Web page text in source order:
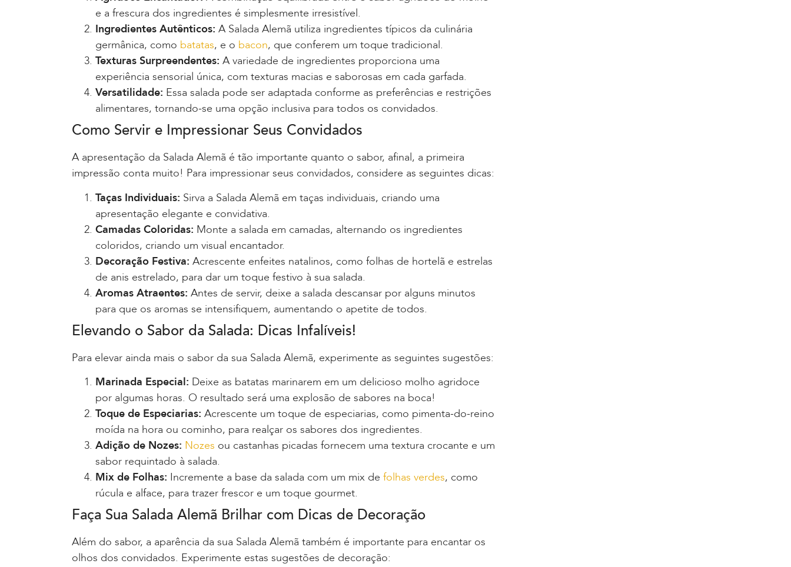
e a frescura dos ingredientes é simplesmente irresistível.
Ingredientes Autênticos: A Salada Alemã utiliza ingredientes típicos da culinária
germânica, como batatas, e o bacon, que conferem um toque tradicional.
Texturas Surpreendentes: A variedade de ingredientes proporciona uma
experiência sensorial única, com texturas macias e saborosas em cada garfada.
Versatilidade: Essa salada pode ser adaptada conforme as preferências e restrições
alimentares, tornando-se uma opção inclusiva para todos os convidados.
Como Servir e Impressionar Seus Convidados
A apresentação da Salada Alemã é tão importante quanto o sabor, afinal, a primeira
impressão conta muito! Para impressionar seus convidados, considere as seguintes dicas:
Taças Individuais: Sirva a Salada Alemã em taças individuais, criando uma
apresentação elegante e convidativa.
Camadas Coloridas: Monte a salada em camadas, alternando os ingredientes
coloridos, criando um visual encantador.
Decoração Festiva: Acrescente enfeites natalinos, como folhas de hortelã e estrelas
de anis estrelado, para dar um toque festivo à sua salada.
Aromas Atraentes: Antes de servir, deixe a salada descansar por alguns minutos
para que os aromas se intensifiquem, aumentando o apetite de todos.
Elevando o Sabor da Salada: Dicas Infalíveis!
Para elevar ainda mais o sabor da sua Salada Alemã, experimente as seguintes sugestões:
Marinada Especial: Deixe as batatas marinarem em um delicioso molho agridoce
por algumas horas. O resultado será uma explosão de sabores na boca!
Toque de Especiarias: Acrescente um toque de especiarias, como pimenta-do-reino
moída na hora ou cominho, para realçar os sabores dos ingredientes.
Adição de Nozes: Nozes ou castanhas picadas fornecem uma textura crocante e um
sabor requintado à salada.
Mix de Folhas: Incremente a base da salada com um mix de folhas verdes, como
rúcula e alface, para trazer frescor e um toque gourmet.
Faça Sua Salada Alemã Brilhar com Dicas de Decoração
Além do sabor, a aparência da sua Salada Alemã também é importante para encantar os
olhos dos convidados. Experimente estas sugestões de decoração: